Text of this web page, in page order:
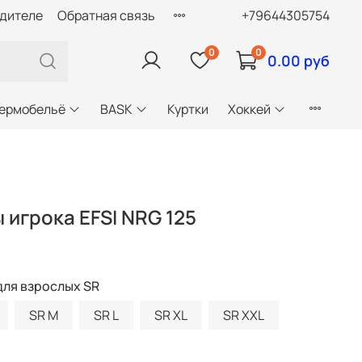
Обратная связь +79644305754
0 0 0.00 руб
BASK Куртки Хоккей
EFSI NRG 125
взрослых SR
SR M SR L SR XL SR XXL